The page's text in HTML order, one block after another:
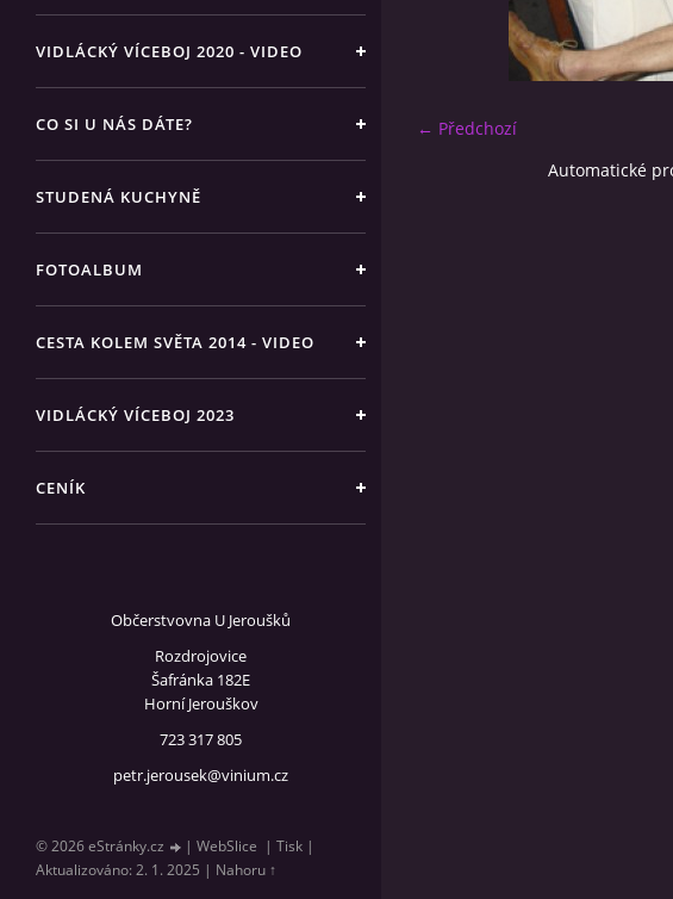
VIDLÁCKÝ VÍCEBOJ 2020 - VIDEO
CO SI U NÁS DÁTE?
STUDENÁ KUCHYNĚ
FOTOALBUM
CESTA KOLEM SVĚTA 2014 - VIDEO
VIDLÁCKÝ VÍCEBOJ 2023
CENÍK
Občerstvovna U Jeroušků
Rozdrojovice
Šafránka 182E
Horní Jerouškov
723 317 805
petr.jerousek@vinium.cz
© 2026 eStránky.cz | WebSlice | Tisk |
Aktualizováno: 2. 1. 2025 | Nahoru ↑
← Předchozí
Automatické